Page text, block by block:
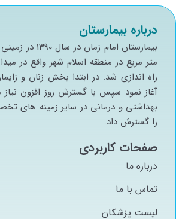
درباره بیمارستان
متر مربع در منطقه اسلام شهر واقع در
راه اندازي شد. در ابتدا بخش زنان و
آغاز نمود سپس با گسترش روز افزون
بهداشتي و درماني در ساير زمينه هاي
را گسترش داد.
صفحات کاربردی
درباره ما
تماس با ما
لیست پزشکان